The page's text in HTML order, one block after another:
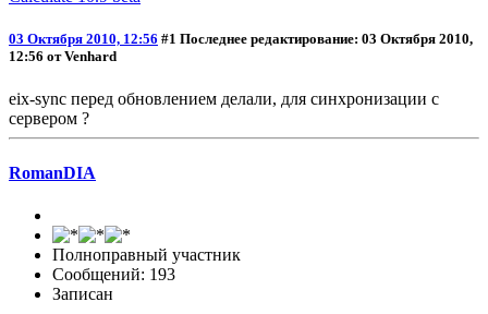
03 Октября 2010, 12:56 #1 Последнее редактирование: 03 Октября 2010,
12:56 от Venhard
eix-sync перед обновлением делали, для синхронизации с
сервером ?
RomanDIA
Полноправный участник
Сообщений: 193
Записан